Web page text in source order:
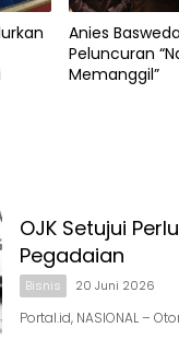
Anies
Peluncuran
Memanggil”
OJK Setujui
Pegadaian
Bisnis 20 Juni 2026
Portal.id, NASIONAL –